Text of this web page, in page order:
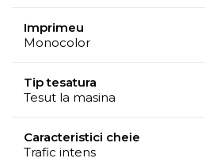
Imprimeu
Monocolor
Tip tesatura
Tesut la masina
Caracteristici cheie
Trafic intens